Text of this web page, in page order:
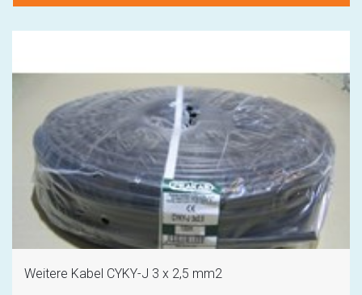
Weitere Kabel CYKY-J 3 x 2,5 mm2